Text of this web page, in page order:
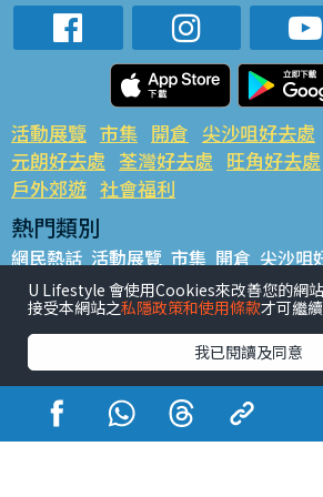
活動展覽 市集 開倉 尖沙咀好去處
元朗好去處 荃灣好去處 旺角好去處
戶外郊遊 社會福利
熱門類別
網民熱話 活動展覽 市集 開倉 尖沙咀
銅鑼灣好去處 元朗好去處 荃灣好去處
餐廳情報 戶外郊遊
熱門標籤
#UGO搵好去處 #人氣活動推介 #美食
#親子玩樂好去處
#ULifestyle應用程式
#UJetso禮物放送
#ULifestyle商戶中心
U Lifestyle 會使用Cookies來改善您的網
接受本網站之私隱政策和使用條款才可繼
我已閱讀及同意